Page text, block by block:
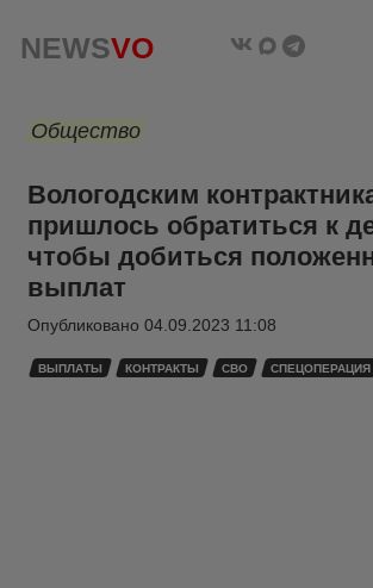
NEWSVO
Общество
Вологодским
пришлось обратиться к
чтобы добиться
выплат
Опубликовано 04.09.2023 11:08
ВЫПЛАТЫ КОНТРАКТЫ СВО СПЕЦОПЕРАЦИЯ